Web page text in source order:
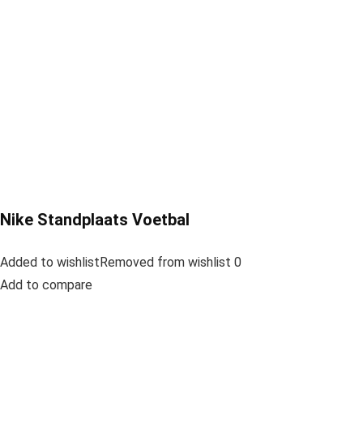
Nike Standplaats Voetbal
Added to wishlistRemoved from wishlist 0
Add to compare